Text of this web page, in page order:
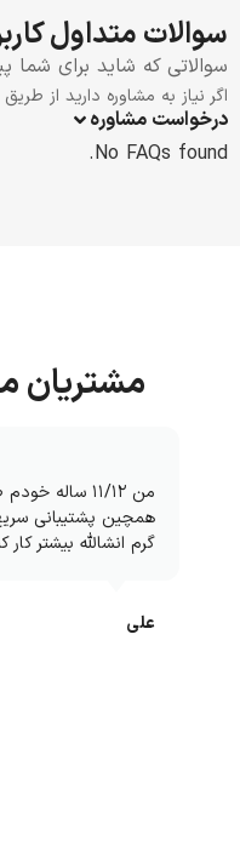
سوالات متداول
سوالاتی که شاید برای شما
اگر نیاز به مشاوره دارید از
درخواست مشاوره
No FAQs found.
مشتریان
من ۱۱/۱۲
همچین پشتیبانی
گرم انشالله بیشتر کار
علی